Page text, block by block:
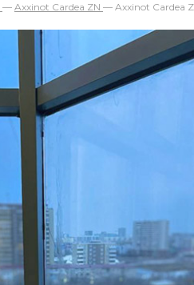
— Axxinot Cardea ZN — Axxinot Cardea